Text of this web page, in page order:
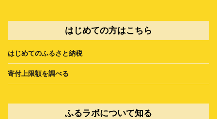
はじめての方はこちら
はじめてのふるさと納税
寄付上限額を調べる
ふるラボについて知る